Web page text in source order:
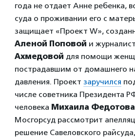
года не отдает Анне ребенка,
суда о проживании его с
защищает «Проект W»,
Аленой Поповой и
Ахмедовой для помощи
пострадавшим от домашнего
давления. Проект заручился
числе советника Президента
человека Михаила Федотова
Мосгорсуд рассмотрит
решение Савеловского